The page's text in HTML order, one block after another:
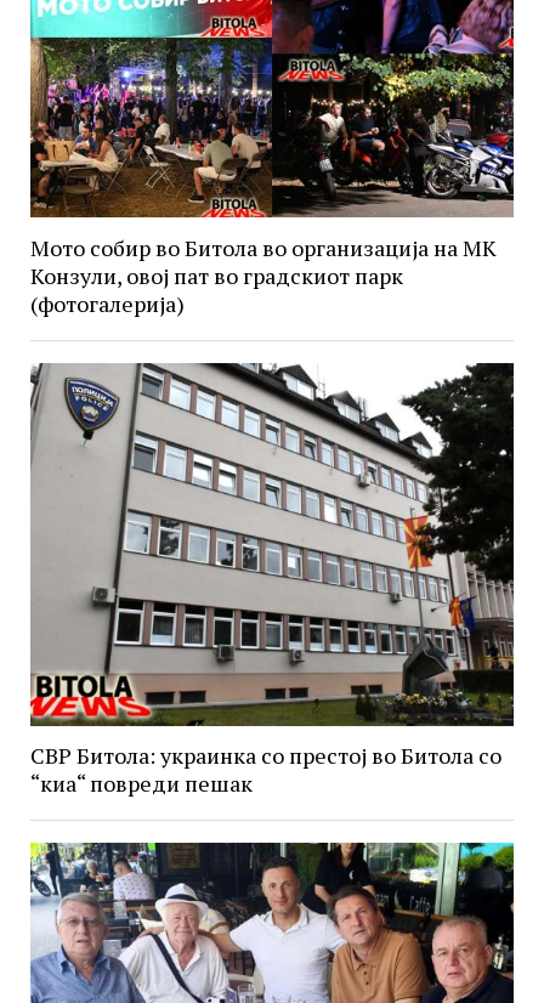
Мото собир во Битола во организација на МК
Конзули, овој пат во градскиот парк
(фотогалерија)
СВР Битола: украинка со престој во Битола со
“киа“ повреди пешак